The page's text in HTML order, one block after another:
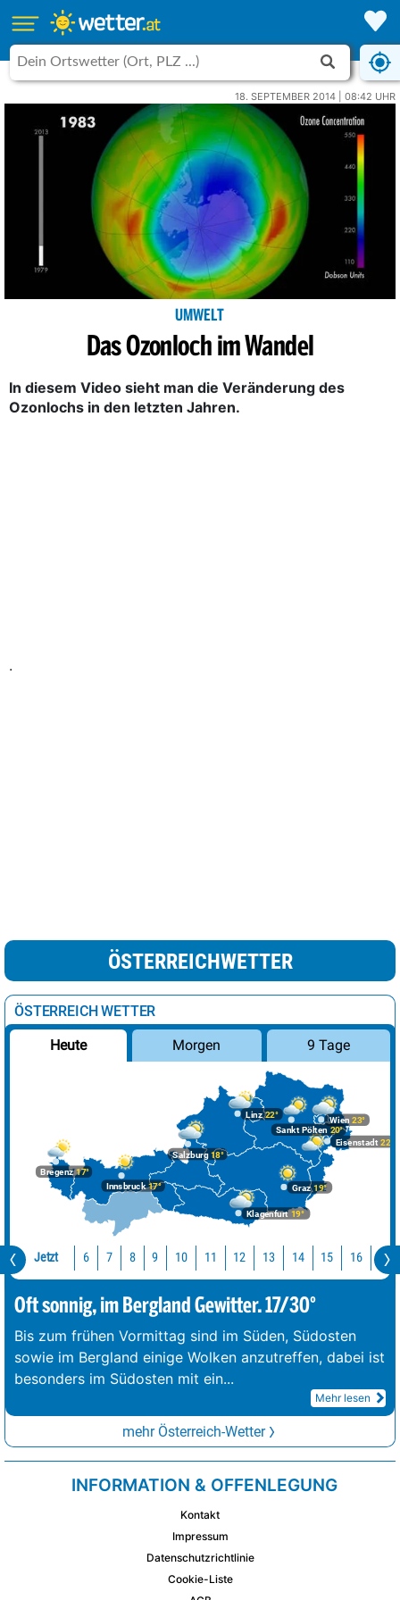
18. SEPTEMBER 2014 | 08:42 UHR
UMWELT
Das Ozonloch im Wandel
In diesem Video sieht man die Veränderung des
Ozonlochs in den letzten Jahren.
.
ÖSTERREICHWETTER
ÖSTERREICH WETTER
Heute Morgen 9 Tage
Bregenz17°
Graz19°
Innsbruck17°
Klagenfurt 19°
Linz22°
Salzburg18°
Wien 23°
Eisenstadt 22°
Sankt Pölten 20°
Jetzt 6 7 8 9 10 11 12 13 14 15 16 17
Oft sonnig, im Bergland Gewitter. 17/30°
Bis zum frühen Vormittag sind im Süden, Südosten
sowie im Bergland einige Wolken anzutreffen, dabei ist
besonders im Südosten mit ein...
Mehr lesen
mehr Österreich-Wetter
INFORMATION & OFFENLEGUNG
Kontakt
Impressum
Datenschutzrichtlinie
Cookie-Liste